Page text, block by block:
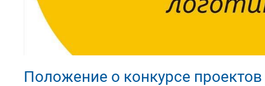
Положение о конкурсе